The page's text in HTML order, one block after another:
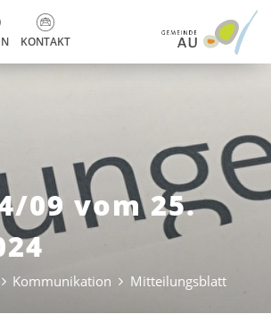
KONTAKT
09 vom 25.
Kommunikation Mitteilungsblatt